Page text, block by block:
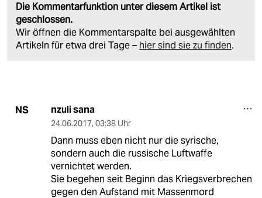
Die Kommentarfunktion unter diesem Artikel ist
geschlossen.
Wir öffnen die Kommentarspalte bei ausgewählten
Artikeln für etwa drei Tage – hier sind sie zu finden.
NS nzuli sana
24.06.2017, 03:38 Uhr
Dann muss eben nicht nur die syrische,
sondern auch die russische Luftwaffe
vernichtet werden.
Sie begehen seit Beginn das Kriegsverbrechen
gegen den Aufstand mit Massenmord